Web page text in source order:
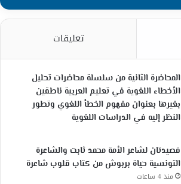
تعليقات
المحاضرة الثانية من سلسلة محاضرات تحليل
الأخطاء اللغوية في تعليم العربية ناطقين
بغيرها بعنوان مفهوم الخطأ اللغوي وتطور
النظر إليه في الدراسات اللغوية
قصيدتان لشاعر الأمة محمد ثابت والشاعرة
التونسية حياة بربوش من كتاب قلوب شاعرة
منذ 4 ساعات